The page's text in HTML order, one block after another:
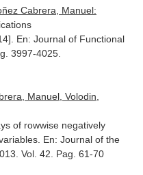
Cabrera, Manuel:
En: Journal of Functional
3997-4025.
Manuel, Volodin,
of rowwise negatively
En: Journal of the
Vol. 42. Pag. 61-70